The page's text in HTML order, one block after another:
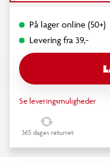
På lager online (50+)
Levering fra 39,-
Se leveringsmuligheder
365 dages returret